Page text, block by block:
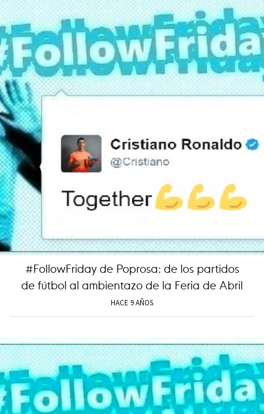
#FollowFriday de Poprosa: de los partidos
de fútbol al ambientazo de la Feria de Abril
HACE 9 AÑOS